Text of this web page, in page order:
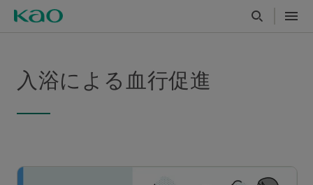
入浴による血行促進